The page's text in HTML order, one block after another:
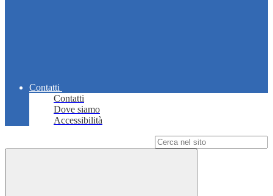
Contatti
Contatti
Dove siamo
Accessibilità